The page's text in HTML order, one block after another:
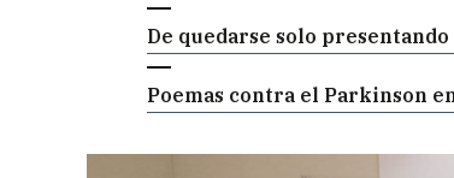
De quedarse solo
Poemas contra el Parkinson